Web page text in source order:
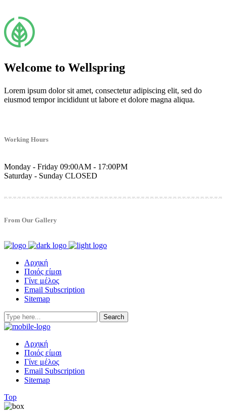
Welcome to Wellspring
Lorem ipsum dolor sit amet, consectetur adipiscing elit, sed do
eiusmod tempor incididunt ut labore et dolore magna aliqua.
Working Hours
Monday - Friday 09:00AM - 17:00PM
Saturday - Sunday CLOSED
From Our Gallery
Αρχική
Ποιός είμαι
Γίνε μέλος
Email Subscription
Sitemap
Αρχική
Ποιός είμαι
Γίνε μέλος
Email Subscription
Sitemap
Top